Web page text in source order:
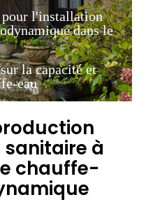
pour l'installation
dans le
la capacité et
eau
à
chauffe-